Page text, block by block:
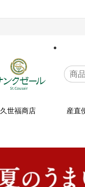
久世福商店 産直